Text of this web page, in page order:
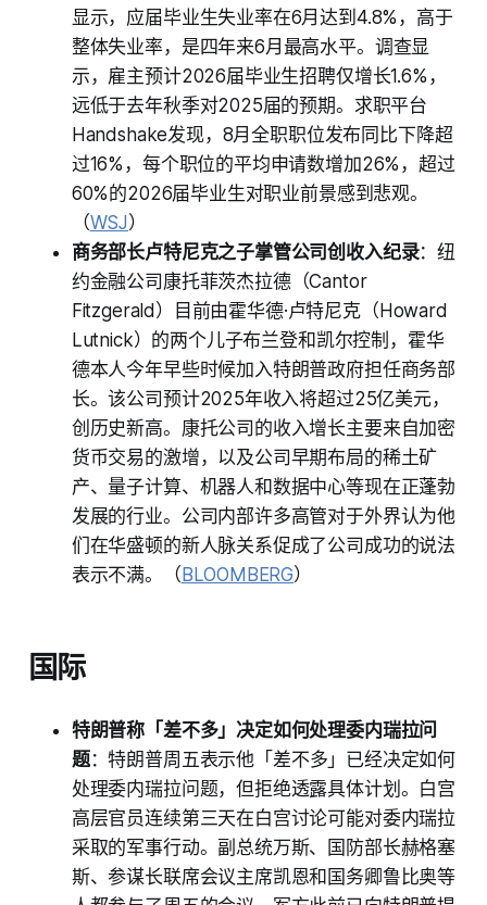
显示，应届毕业生失业率在6月达到4.8%，高于
整体失业率，是四年来6月最高水平。调查显
示，雇主预计2026届毕业生招聘仅增长1.6%，
远低于去年秋季对2025届的预期。求职平台
Handshake发现，8月全职职位发布同比下降超
过16%，每个职位的平均申请数增加26%，超过
60%的2026届毕业生对职业前景感到悲观。
（WSJ）
商务部长卢特尼克之子掌管公司创收入纪录：纽
约金融公司康托菲茨杰拉德（Cantor
Fitzgerald）目前由霍华德·卢特尼克（Howard
Lutnick）的两个儿子布兰登和凯尔控制，霍华
德本人今年早些时候加入特朗普政府担任商务部
长。该公司预计2025年收入将超过25亿美元，
创历史新高。康托公司的收入增长主要来自加密
货币交易的激增，以及公司早期布局的稀土矿
产、量子计算、机器人和数据中心等现在正蓬勃
发展的行业。公司内部许多高管对于外界认为他
们在华盛顿的新人脉关系促成了公司成功的说法
表示不满。（BLOOMBERG）
国际
特朗普称「差不多」决定如何处理委内瑞拉问
题：特朗普周五表示他「差不多」已经决定如何
处理委内瑞拉问题，但拒绝透露具体计划。白宫
高层官员连续第三天在白宫讨论可能对委内瑞拉
采取的军事行动。副总统万斯、国防部长赫格塞
斯、参谋长联席会议主席凯恩和国务卿鲁比奥等